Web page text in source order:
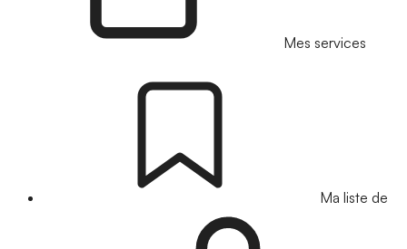
Mes services
Ma liste de